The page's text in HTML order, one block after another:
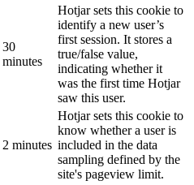
30
minutes
Hotjar sets this cookie to
identify a new user’s
first session. It stores a
true/false value,
indicating whether it
was the first time Hotjar
saw this user.
2 minutes
Hotjar sets this cookie to
know whether a user is
included in the data
sampling defined by the
site's pageview limit.